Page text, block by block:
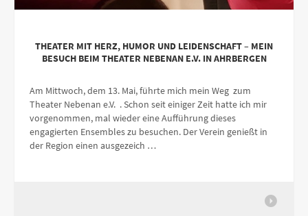
THEATER MIT HERZ, HUMOR UND LEIDENSCHAFT – MEIN
BESUCH BEIM THEATER NEBENAN E.V. IN AHRBERGEN
Am Mittwoch, dem 13. Mai, führte mich mein Weg zum
Theater Nebenan e.V. . Schon seit einiger Zeit hatte ich mir
vorgenommen, mal wieder eine Aufführung dieses
engagierten Ensembles zu besuchen. Der Verein genießt in
der Region einen ausgezeich …